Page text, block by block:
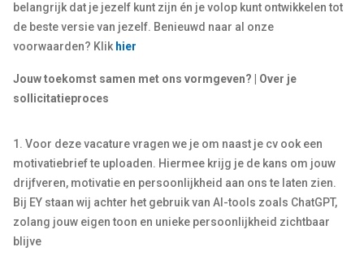
belangrijk dat je jezelf kunt zijn én je volop kunt ontwikkelen tot
de beste versie van jezelf. Benieuwd naar al onze
voorwaarden? Klik hier
Jouw toekomst samen met ons vormgeven? | Over je
sollicitatieproces
1. Voor deze vacature vragen we je om naast je cv ook een
motivatiebrief te uploaden. Hiermee krijg je de kans om jouw
drijfveren, motivatie en persoonlijkheid aan ons te laten zien.
Bij EY staan wij achter het gebruik van AI-tools zoals ChatGPT,
zolang jouw eigen toon en unieke persoonlijkheid zichtbaar
blijve